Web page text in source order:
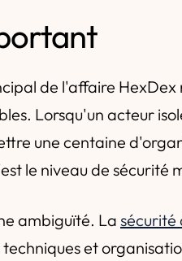
de l'affaire HexDex
Lorsqu'un acteur
une centaine
le niveau de sécurité
ambiguïté. La sécurité
techniques et